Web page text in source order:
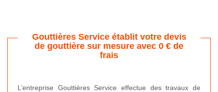
Gouttières Service établit votre devis
de gouttière sur mesure avec 0 € de
frais
L’entreprise Gouttières Service effectue des travaux de